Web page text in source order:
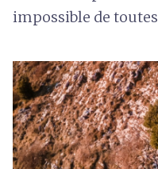
impossible de